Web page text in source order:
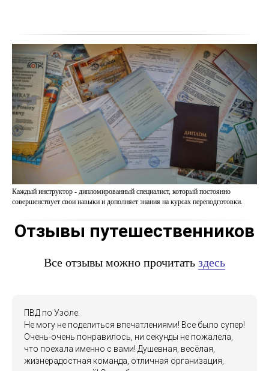
Каждый инструктор - дипломированный специалист, который постоянно
совершенствует свои навыки и дополняет знания на курсах переподготовки.
Отзывы путешественников
Все отзывы можно прочитать здесь
ПВД по Узоле.
Не могу не поделиться впечатлениями! Все было супер!
Очень-очень понравилось, ни секунды не пожалела,
что поехала именно с вами! Душевная, весёлая,
жизнерадостная команда, отличная организация,